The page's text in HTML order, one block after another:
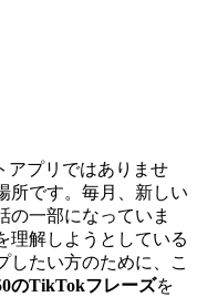
アプリではありませ
所です。毎月、新しい
の一部になっていま
理解しようとしている
したい方のために、こ
のTikTokフレーズを